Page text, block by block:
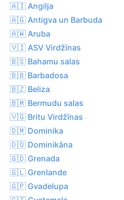
🇦🇮 Angilja
🇦🇬 Antigva un Barbuda
🇦🇼 Aruba
🇻🇮 ASV Virdžīnas
🇧🇸 Bahamu salas
🇧🇧 Barbadosa
🇧🇿 Beliza
🇧🇲 Bermudu salas
🇻🇬 Britu Virdžīnas
🇩🇲 Dominika
🇩🇴 Dominikāna
🇬🇩 Grenada
🇬🇱 Grenlande
🇬🇵 Gvadelupa